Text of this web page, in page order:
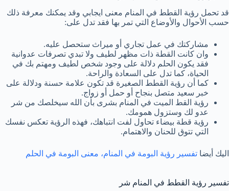
قد تحمل رؤية القطط في المنام معنى ايجابي وقد يمكنك معرفة ذلك
حسب الأحوال والأوضاع التي تمر بها فقد تدل على:
مشاركتك في عمل تجاري أو ميراث ستحصل عليه.
وان كانت القطة ذات مظهر لطيف ولا تبدي تصرفات عدوانية
فقد يكون الحلم دلالة على وجود شخص لطيف ومهتم بك في
الحياة، كما تدل على السعادة والراحة.
كما أن رؤية القطط الصغيرة قد تكون علامة حسنة ودلالة على
خبر سعيد متصل بنجاح أو حمل أو زواج.
رؤية القط الميت في المنام بشرى بأن الله سيخلصك من شر
عدو لك وستزول همومك.
رؤية قطة بيضاء تحاول لفت انتباهك، فهذه الرؤية تعكس نفسك
التي تتوق للحنان والاهتمام.
اليك أيضا تفسير رؤية البومة في المنام، معنى البومة في الحلم
تفسير رؤية القطط في المنام شر